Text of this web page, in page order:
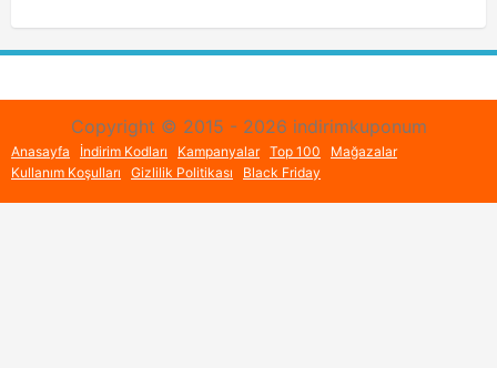
Copyright © 2015 - 2026 indirimkuponum
Anasayfa İndirim Kodları Kampanyalar Top 100
Mağazalar
Kullanım Koşulları
Gizlilik Politikası Black Friday